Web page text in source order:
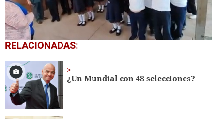
0
seconds
1
minute,
56
seconds
RELACIONADAS:
¿Un Mundial con 48 selecciones?